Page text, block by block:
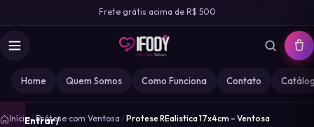
Frete grátis acima de R$ 500
Home Quem Somos Como Funciona Contato
Entrar /
Início/Prótese com Ventosa / Protese REalistica 17x4cm – Ventosa
1